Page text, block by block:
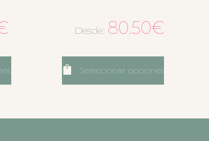
Desde: 80.50€
Seleccionar opciones